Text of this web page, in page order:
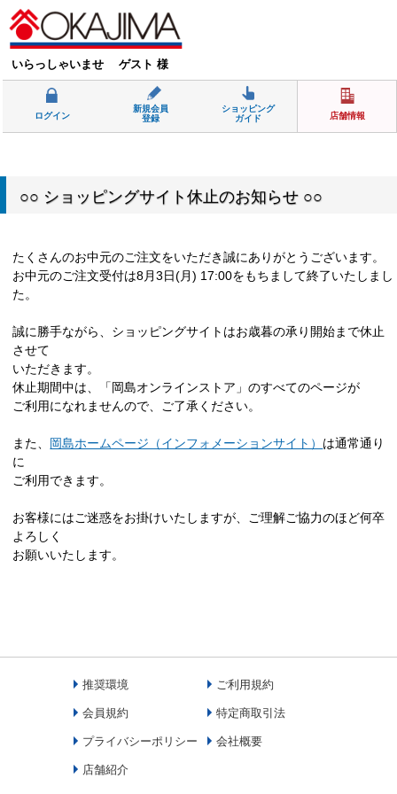
いらっしゃいませ ゲスト 様
ログイン
新規会員
登録
ショッピング
ガイド
店舗情報
○○ ショッピングサイト休止のお知らせ ○○
たくさんのお中元のご注文をいただき誠にありがとうございます。
お中元のご注文受付は8月3日(月) 17:00をもちまして終了いたしまし
た。
誠に勝手ながら、ショッピングサイトはお歳暮の承り開始まで休止
させて
いただきます。
休止期間中は、「岡島オンラインストア」のすべてのページが
ご利用になれませんので、ご了承ください。
また、 岡島ホームページ（インフォメーションサイト） は通常通り
に
ご利用できます。
お客様にはご迷惑をお掛けいたしますが、ご理解ご協力のほど何卒
よろしく
お願いいたします。
推奨環境 ご利用規約
会員規約 特定商取引法
プライバシーポリシー 会社概要
店舗紹介